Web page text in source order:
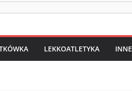
LEKKOATLETYKA INNE